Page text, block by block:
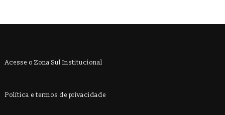
Acesse o Zona Sul Institucional
Política e termos de privacidade